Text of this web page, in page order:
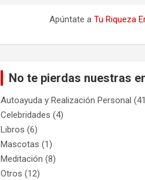
Apúntate aTu Riqueza
No te pierdas nuestras
Autoayuda y Realización Personal
Celebridades (4)
Libros (6)
Mascotas (1)
Meditación (8)
Otros (12)